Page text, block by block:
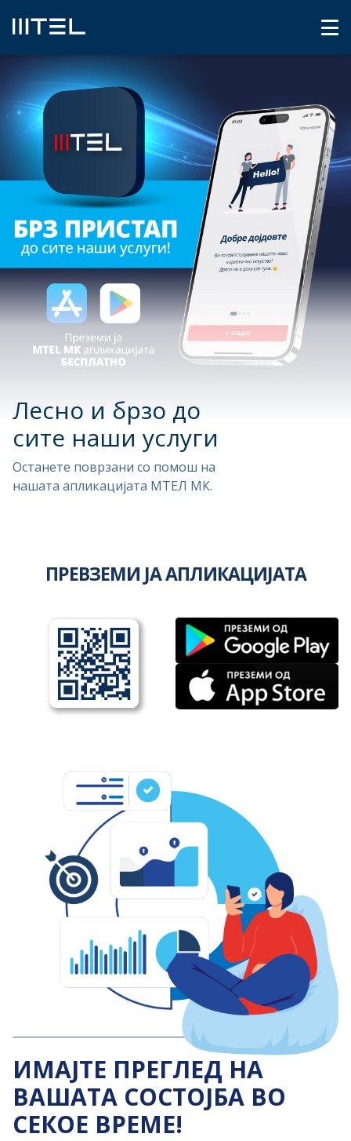
Лесно и брзо до
сите наши услуги
Останете поврзани со помош на
нашата апликацијата МТЕЛ МК.
ПРЕВЗЕМИ ЈА АПЛИКАЦИЈАТА
ИМАЈТЕ ПРЕГЛЕД НА
ВАШАТА СОСТОЈБА ВО
СЕКОЕ ВРЕМЕ!